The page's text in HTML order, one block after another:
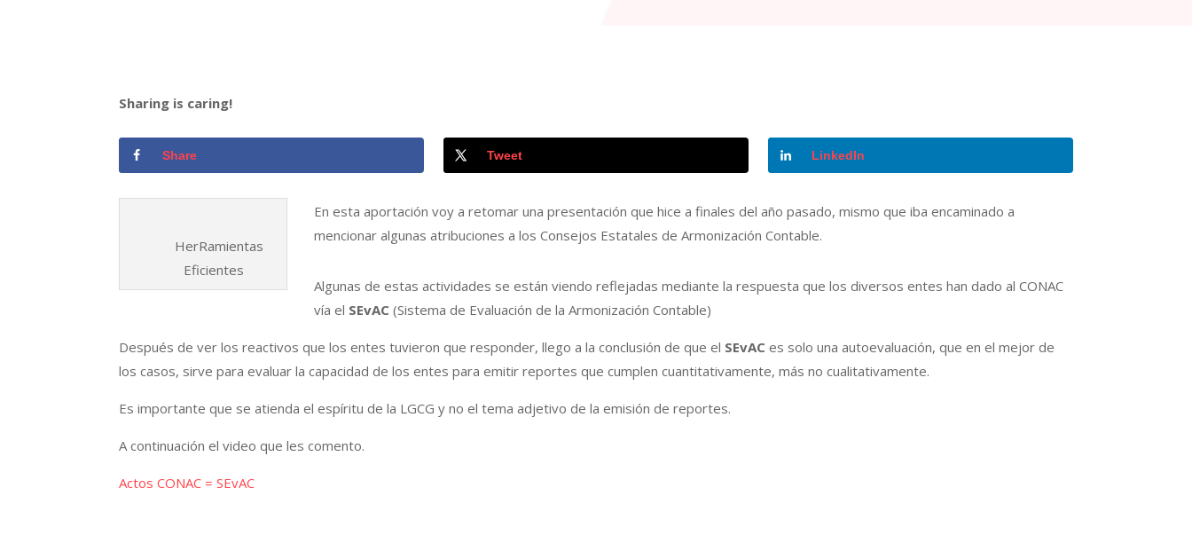
Sharing is caring!
Share Tweet LinkedIn
HerRamientas
Eficientes
En esta aportación voy a retomar una presentación que hice a finales del año pasado, mismo que iba encaminado a
mencionar algunas atribuciones a los Consejos Estatales de Armonización Contable.
Algunas de estas actividades se están viendo reflejadas mediante la respuesta que los diversos entes han dado al CONAC
vía el SEvAC (Sistema de Evaluación de la Armonización Contable)
Después de ver los reactivos que los entes tuvieron que responder, llego a la conclusión de que el SEvAC es solo una autoevaluación, que en el mejor de
los casos, sirve para evaluar la capacidad de los entes para emitir reportes que cumplen cuantitativamente, más no cualitativamente.
Es importante que se atienda el espíritu de la LGCG y no el tema adjetivo de la emisión de reportes.
A continuación el video que les comento.
Actos CONAC = SEvAC